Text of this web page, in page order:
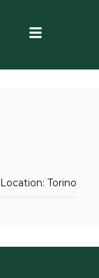
Location: Torino